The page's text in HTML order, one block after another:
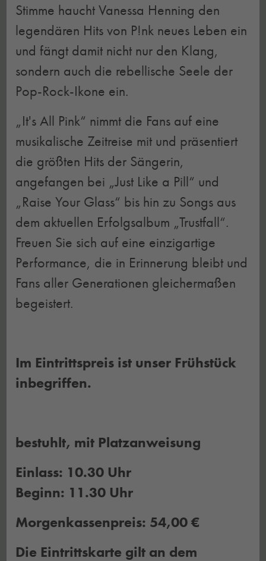
Stimme haucht Vanessa Henning den
legendären Hits von P!nk neues Leben ein
und fängt damit nicht nur den Klang,
sondern auch die rebellische Seele der
Pop-Rock-Ikone ein.
„It's All Pink“ nimmt die Fans auf eine
musikalische Zeitreise mit und präsentiert
die größten Hits der Sängerin,
angefangen bei „Just Like a Pill“ und
„Raise Your Glass“ bis hin zu Songs aus
dem aktuellen Erfolgsalbum „Trustfall“.
Freuen Sie sich auf eine einzigartige
Performance, die in Erinnerung bleibt und
Fans aller Generationen gleichermaßen
begeistert.
Im Eintrittspreis ist unser Frühstück
inbegriffen.
bestuhlt, mit Platzanweisung
Einlass: 10.30 Uhr
Beginn: 11.30 Uhr
Morgenkassenpreis: 54,00 €
Die Eintrittskarte gilt an dem